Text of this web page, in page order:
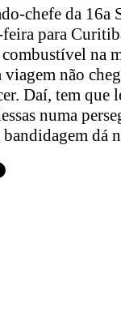
chefe da
feira para
combustível na
viagem não
Daí, tem que
numa
bandidagem dá